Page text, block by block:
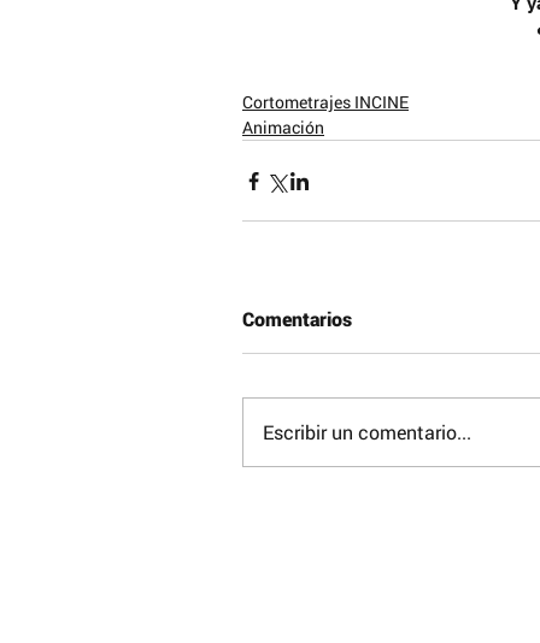
Cortometrajes INCINE
Animación
Comentarios
Escribir un comentario...